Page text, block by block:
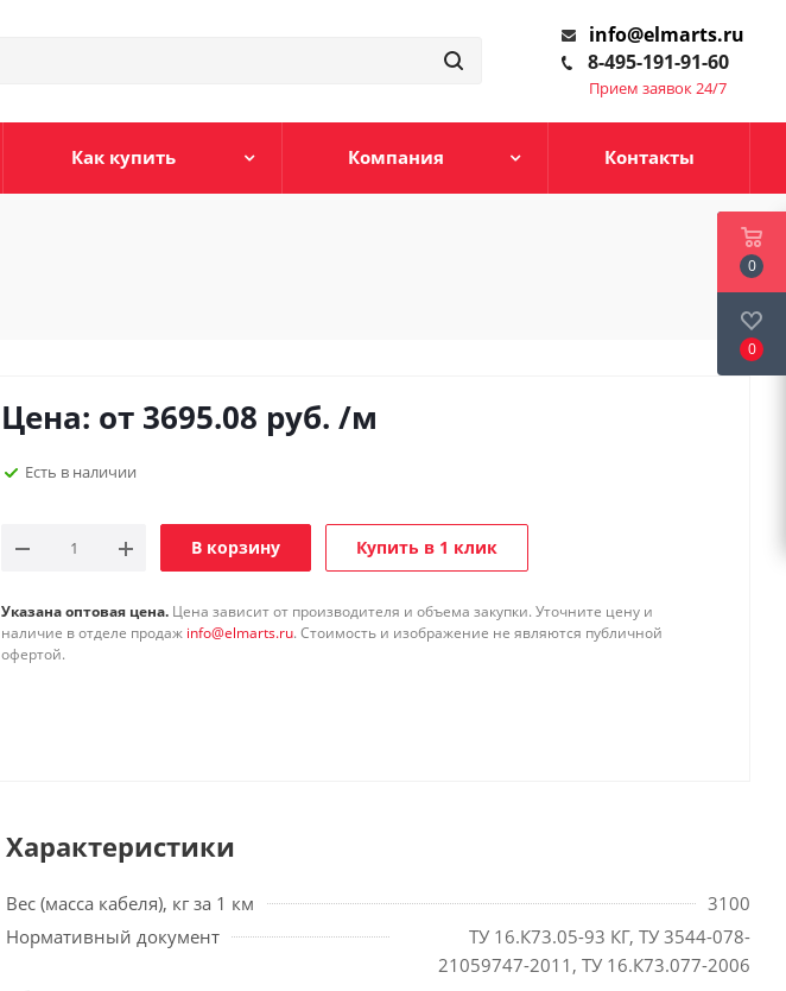
info@elmarts.ru
8-495-191-91-60
Прием заявок 24/7
Как купить Компания Контакты
Цена: от 3695.08 руб. /м
Есть в наличии
В корзину Купить в 1 клик
Указана оптовая цена. Цена зависит от производителя и объема закупки. Уточните цену и
наличие в отделе продаж info@elmarts.ru. Стоимость и изображение не являются публичной
офертой.
Характеристики
Вес (масса кабеля), кг за 1 км
3100
Нормативный документ
ТУ 16.К73.05-93 КГ, ТУ 3544-078-
21059747-2011, ТУ 16.К73.077-2006
0
0